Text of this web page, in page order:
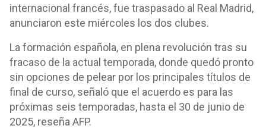
internacional francés, fue traspasado al Real Madrid,
anunciaron este miércoles los dos clubes.
La formación española, en plena revolución tras su
fracaso de la actual temporada, donde quedó pronto
sin opciones de pelear por los principales títulos de
final de curso, señaló que el acuerdo es para las
próximas seis temporadas, hasta el 30 de junio de
2025, reseña AFP.